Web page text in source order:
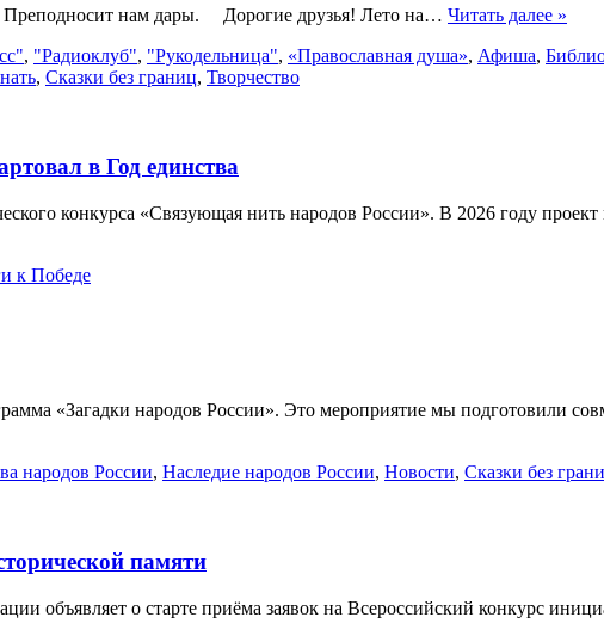
Преподносит нам дары. Дорогие друзья! Лето на… Читать далее »
, "Радиоклуб", "Рукодельница", «Православная душа», Афиша,
, Сказки без границ, Творчество
в Год единства
конкурса «Связующая нить народов России». В 2026 году
к Победе
«Загадки народов России». Это мероприятие мы подготовили
народов России, Наследие народов России, Новости, Сказки без
памяти
объявляет о старте приёма заявок на Всероссийский конкурс